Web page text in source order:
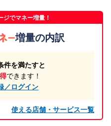
ジでマネー増量！
増量の内訳
件を満たすと
できます！
／ログイン
使える店舗・サービス一覧